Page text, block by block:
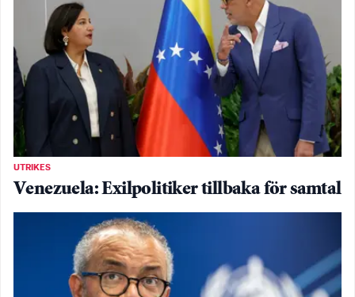
UTRIKES
Venezuela: Exilpolitiker tillbaka för samtal